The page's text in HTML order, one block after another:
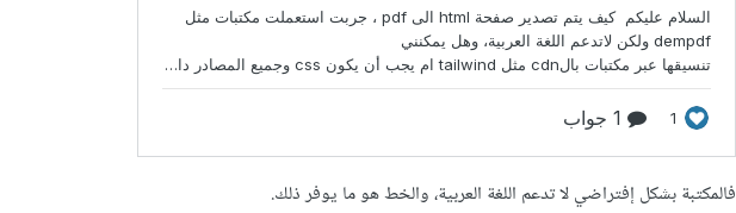
فالمكتبة بشكل إفتراضي لا تدعم اللغة العربية، والخط هو ما يوفر ذلك.